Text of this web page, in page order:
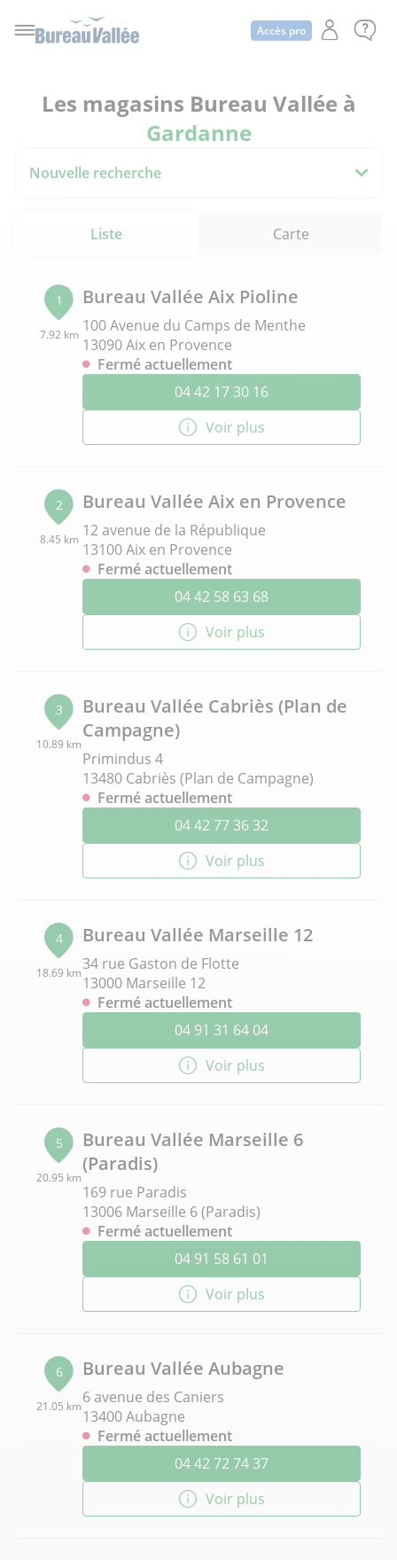
Accès pro
Les magasins Bureau Vallée à
Gardanne
Nouvelle recherche
Liste Carte
1
7.92 km
Bureau Vallée Aix Pioline
100 Avenue du Camps de Menthe
13090 Aix en Provence
Fermé actuellement
04 42 17 30 16
Voir plus
2
8.45 km
Bureau Vallée Aix en Provence
12 avenue de la République
13100 Aix en Provence
Fermé actuellement
04 42 58 63 68
Voir plus
3
10.89 km
Bureau Vallée Cabriès (Plan de
Campagne)
Primindus 4
13480 Cabriès (Plan de Campagne)
Fermé actuellement
04 42 77 36 32
Voir plus
4
18.69 km
Bureau Vallée Marseille 12
34 rue Gaston de Flotte
13000 Marseille 12
Fermé actuellement
04 91 31 64 04
Voir plus
5
20.95 km
Bureau Vallée Marseille 6
(Paradis)
169 rue Paradis
13006 Marseille 6 (Paradis)
Fermé actuellement
04 91 58 61 01
Voir plus
6
21.05 km
Bureau Vallée Aubagne
6 avenue des Caniers
13400 Aubagne
Fermé actuellement
04 42 72 74 37
Voir plus